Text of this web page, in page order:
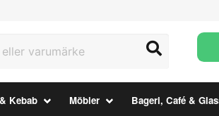
Kebab Möbler Bageri, Café &